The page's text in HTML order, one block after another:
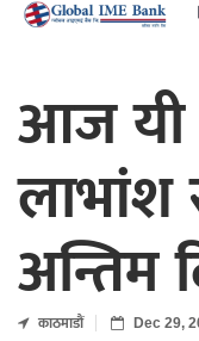
आज यी
लाभांश
अन्तिम
काठमाडाैं Dec 29,